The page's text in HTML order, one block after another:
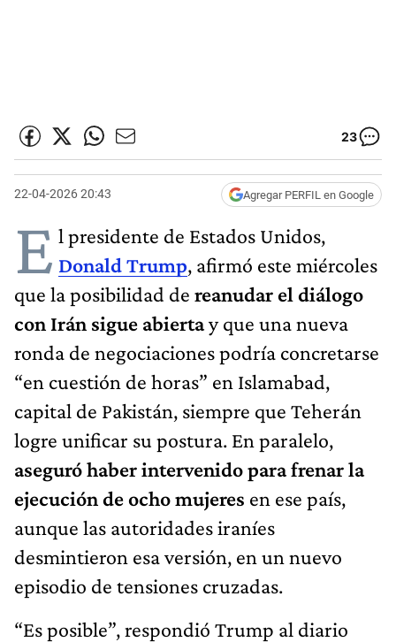
23
22-04-2026 20:43 Agregar PERFIL en Google
E l presidente de Estados Unidos,
Donald Trump, afirmó este miércoles
que la posibilidad de reanudar el diálogo
con Irán sigue abiertay que una nueva
ronda de negociaciones podría concretarse
“en cuestión de horas” en Islamabad,
capital de Pakistán, siempre que Teherán
logre unificar su postura. En paralelo,
aseguró haber intervenido para frenar la
ejecución de ocho mujeres en ese país,
aunque las autoridades iraníes
desmintieron esa versión, en un nuevo
episodio de tensiones cruzadas.
“Es posible”, respondió Trump al diario